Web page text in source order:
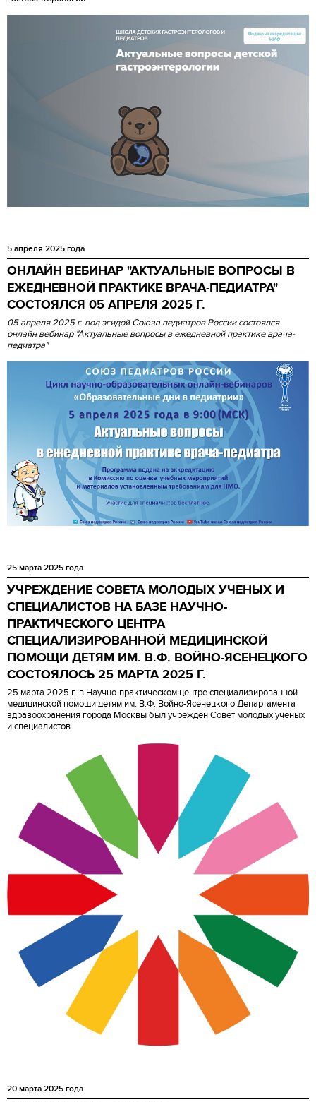
5 апреля 2025 года
ОНЛАЙН ВЕБИНАР "АКТУАЛЬНЫЕ ВОПРОСЫ В
ЕЖЕДНЕВНОЙ ПРАКТИКЕ ВРАЧА-ПЕДИАТРА"
СОСТОЯЛСЯ 05 АПРЕЛЯ 2025 Г.
05 апреля 2025 г. под эгидой Союза педиатров России состоялся
онлайн вебинар "Актуальные вопросы в ежедневной практике врача-
педиатра"
25 марта 2025 года
УЧРЕЖДЕНИЕ СОВЕТА МОЛОДЫХ УЧЕНЫХ И
СПЕЦИАЛИСТОВ НА БАЗЕ НАУЧНО-
ПРАКТИЧЕСКОГО ЦЕНТРА
СПЕЦИАЛИЗИРОВАННОЙ МЕДИЦИНСКОЙ
ПОМОЩИ ДЕТЯМ ИМ. В.Ф. ВОЙНО-ЯСЕНЕЦКОГО
СОСТОЯЛОСЬ 25 МАРТА 2025 Г.
25 марта 2025 г. в Научно-практическом центре специализированной
медицинской помощи детям им. В.Ф. Войно-Ясенецкого Департамента
здравоохранения города Москвы был учрежден Совет молодых ученых
и специалистов
20 марта 2025 года